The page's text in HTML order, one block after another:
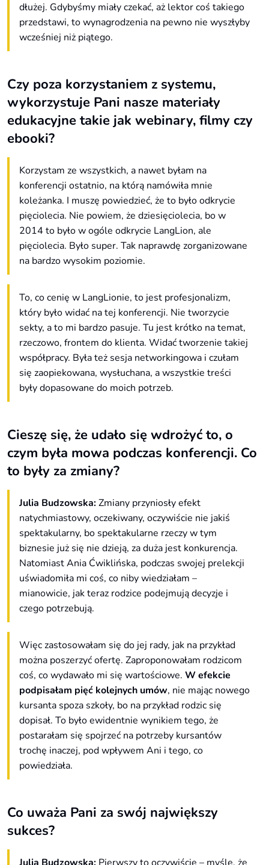
dłużej. Gdybyśmy miały czekać, aż lektor coś takiego
przedstawi, to wynagrodzenia na pewno nie wyszłyby
wcześniej niż piątego.
Czy poza korzystaniem z systemu,
wykorzystuje Pani nasze materiały
edukacyjne takie jak webinary, filmy czy
ebooki?
Korzystam ze wszystkich, a nawet byłam na
konferencji ostatnio, na którą namówiła mnie
koleżanka. I muszę powiedzieć, że to było odkrycie
pięciolecia. Nie powiem, że dziesięciolecia, bo w
2014 to było w ogóle odkrycie LangLion, ale
pięciolecia. Było super. Tak naprawdę zorganizowane
na bardzo wysokim poziomie.
To, co cenię w LangLionie, to jest profesjonalizm,
który było widać na tej konferencji. Nie tworzycie
sekty, a to mi bardzo pasuje. Tu jest krótko na temat,
rzeczowo, frontem do klienta. Widać tworzenie takiej
współpracy. Była też sesja networkingowa i czułam
się zaopiekowana, wysłuchana, a wszystkie treści
były dopasowane do moich potrzeb.
Cieszę się, że udało się wdrożyć to, o
czym była mowa podczas konferencji. Co
to były za zmiany?
Julia Budzowska:Zmiany przyniosły efekt
natychmiastowy, oczekiwany, oczywiście nie jakiś
spektakularny, bo spektakularne rzeczy w tym
biznesie już się nie dzieją, za duża jest konkurencja.
Natomiast Ania Ćwiklińska, podczas swojej prelekcji
uświadomiła mi coś, co niby wiedziałam –
mianowicie, jak teraz rodzice podejmują decyzje i
czego potrzebują.
Więc zastosowałam się do jej rady, jak na przykład
można poszerzyć ofertę. Zaproponowałam rodzicom
coś, co wydawało mi się wartościowe. W efekcie
podpisałam pięć kolejnych umów, nie mając nowego
kursanta spoza szkoły, bo na przykład rodzic się
dopisał. To było ewidentnie wynikiem tego, że
postarałam się spojrzeć na potrzeby kursantów
trochę inaczej, pod wpływem Ani i tego, co
powiedziała.
Co uważa Pani za swój największy
sukces?